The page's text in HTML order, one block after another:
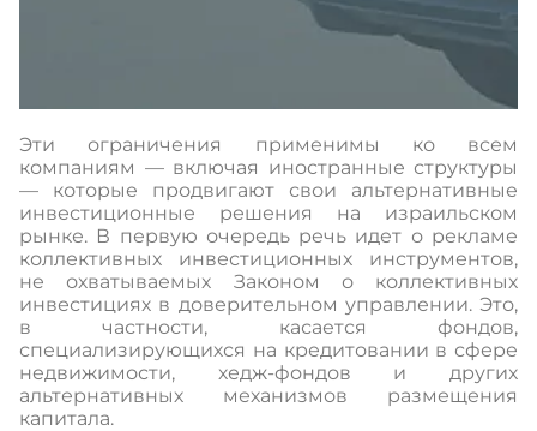
Эти ограничения применимы ко всем
компаниям — включая иностранные структуры
— которые продвигают свои альтернативные
инвестиционные решения на израильском
рынке. В первую очередь речь идет о рекламе
коллективных инвестиционных инструментов,
не охватываемых Законом о коллективных
инвестициях в доверительном управлении. Это,
в частности, касается фондов,
специализирующихся на кредитовании в сфере
недвижимости, хедж-фондов и других
альтернативных механизмов размещения
капитала.